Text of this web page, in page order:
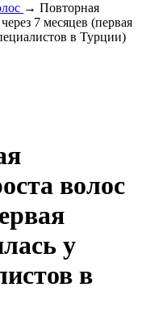
→ Повторная
7 месяцев (первая
в Турции)
волос
у
в